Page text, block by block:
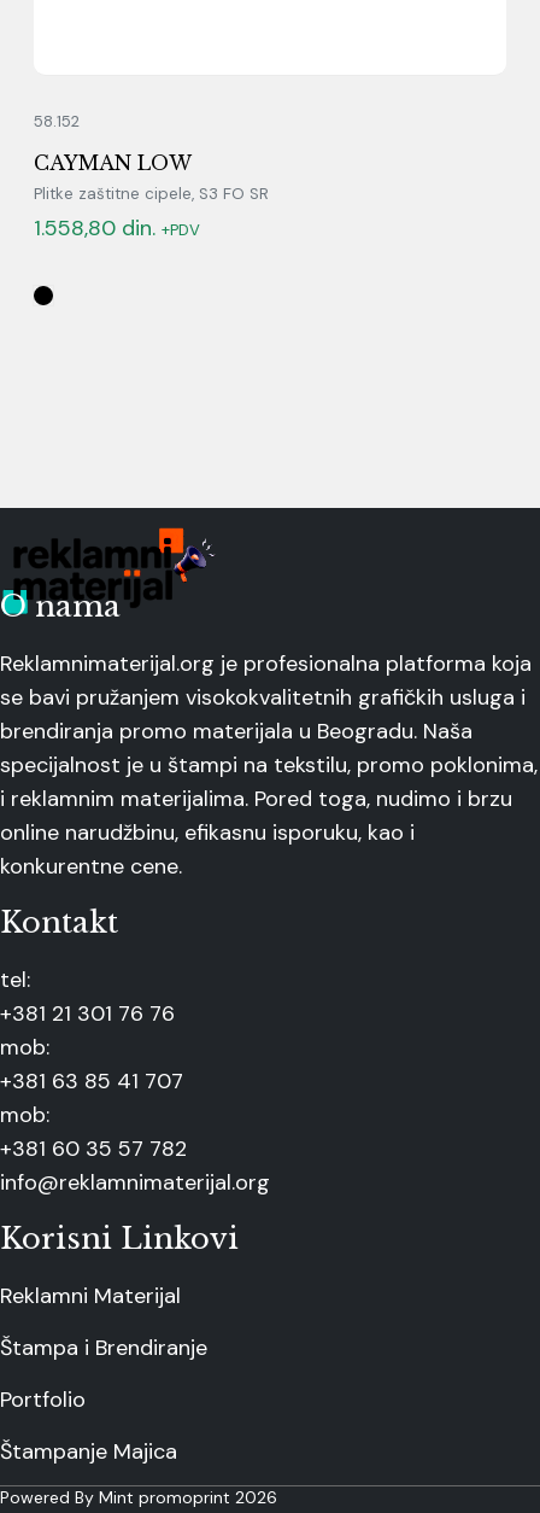
58.152
CAYMAN LOW
Plitke zaštitne cipele, S3 FO SR
1.558,80 din. +PDV
O nama
Reklamnimaterijal.org je profesionalna platforma koja
se bavi pružanjem visokokvalitetnih grafičkih usluga i
brendiranja promo materijala u Beogradu. Naša
specijalnost je u štampi na tekstilu, promo poklonima,
i reklamnim materijalima. Pored toga, nudimo i brzu
online narudžbinu, efikasnu isporuku, kao i
konkurentne cene.
Kontakt
tel:
+381 21 301 76 76
mob:
+381 63 85 41 707
mob:
+381 60 35 57 782
info@reklamnimaterijal.org
Korisni Linkovi
Reklamni Materijal
Štampa i Brendiranje
Portfolio
Štampanje Majica
Powered By Mint promoprint 2026